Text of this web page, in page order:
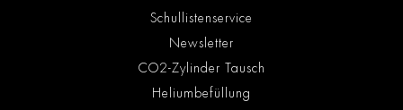
Schullistenservice
Newsletter
CO2-Zylinder Tausch
Heliumbefüllung